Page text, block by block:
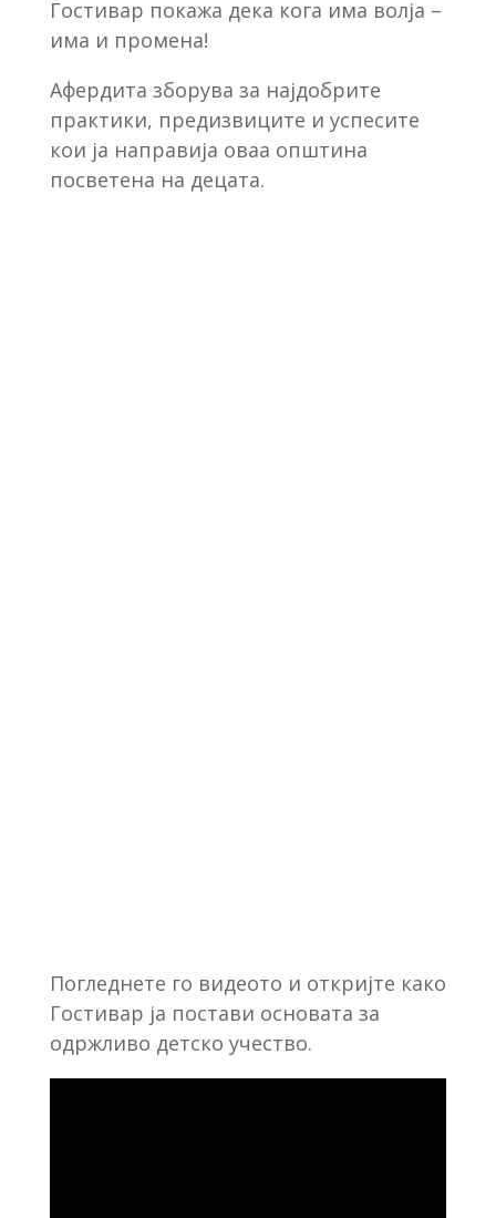
Гостивар покажа дека кога има волја –
има и промена!
Афердита зборува за најдобрите
практики, предизвиците и успесите
кои ја направија оваа општина
посветена на децата.
Погледнете го видеото и откријте како
Гостивар ја постави основата за
одржливо детско учество.